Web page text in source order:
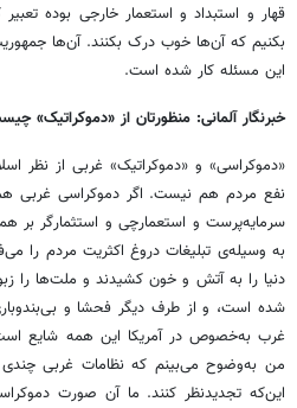
قهار و استبداد و استعمار خارجی بوده
بکنیم که آن‌ها خوب درک بکنند. آن‌ها
این مسئله کار شده است.
خبرنگار آلمانی: منظورتان از «دموکراتیک»
«دموکراسی» و «دموکراتیک» غربی از
نفع مردم هم نیست. اگر دموکراسی غربی
سرمایه‌پرست و استعمارچی و استثمارگر
به وسیله‌ی تبلیغات دروغ اکثریت مردم را
دنیا را به آتش و خون کشیدند و ملت‌ها را
شده است، و از طرف دیگر فحشا و
غرب به‌خصوص در آمریکا این همه شایع
من به‌وضوح می‌بینم که نظامات غربی
این‌که تجدیدنظر کنند. ما آن صورت